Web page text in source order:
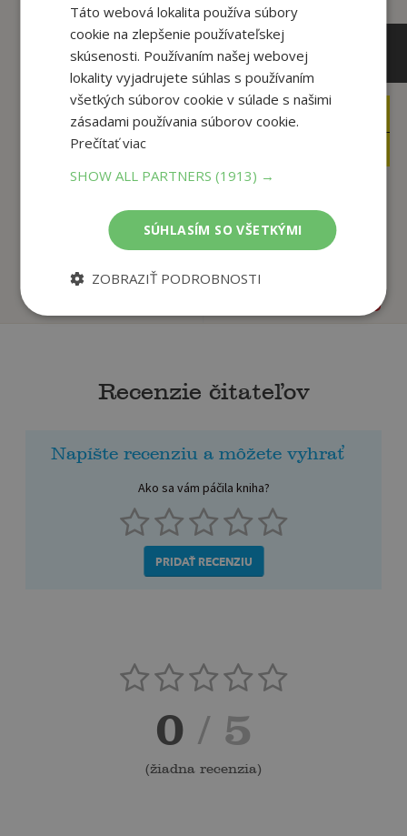
32,85 €
19
Bratislava
Struhár, Pavol
Na sklade
Slovensko obrázkový
sprievodca ANG - ...
Sloboda Martin
Na sklade
Recenzie čitateľov
Napíšte recenziu a môžete vyhrať
Ako sa vám páčila kniha?
PRIDAŤ RECENZIU
0 / 5
(žiadna recenzia)
Táto webová lokalita používa súbory
cookie na zlepšenie používateľskej
skúsenosti. Používaním našej webovej
lokality vyjadrujete súhlas s používaním
všetkých súborov cookie v súlade s našimi
zásadami používania súborov cookie.
Prečítať viac
SHOW ALL PARTNERS(1913) →
SÚHLASÍM SO VŠETKÝMI
ZOBRAZIŤ PODROBNOSTI